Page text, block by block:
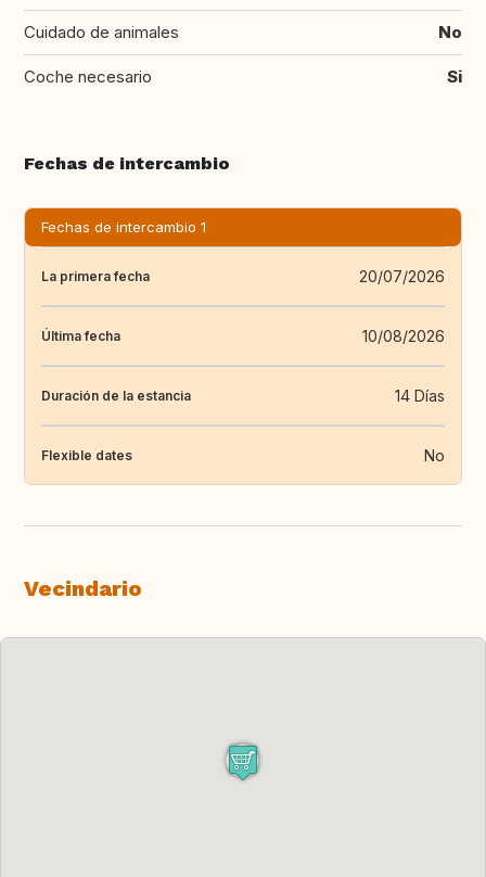
Cuidado de animales No
Coche necesario Si
Fechas de intercambio
Fechas de intercambio 1
La primera fecha 20/07/2026
Última fecha 10/08/2026
Duración de la estancia 14 Días
Flexible dates No
Vecindario